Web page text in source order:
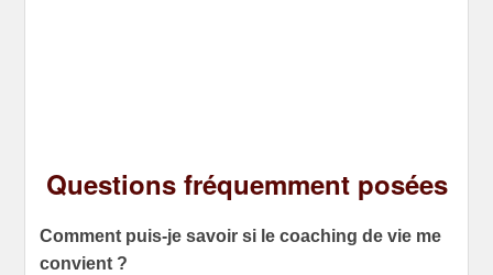
Questions fréquemment posées
Comment puis-je savoir si le coaching de vie me
convient ?